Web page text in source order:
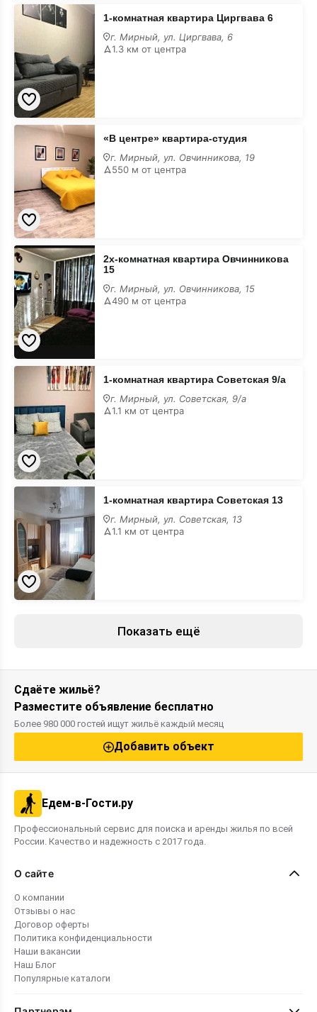
1-
комнатная
6
1-комнатная квартира Циргвава 6
г. Мирный, ул. Циргвава, 6
1.3 км от центра
«В
квартира-
студия
«В центре» квартира-студия
г. Мирный, ул. Овчинникова, 19
550 м от центра
2х-
комнатная
квартира
Овчинникова
15
2х-комнатная квартира Овчинникова
15
г. Мирный, ул. Овчинникова, 15
490 м от центра
1-
комнатная
квартира
Советская
9/
а
1-комнатная квартира Советская 9/а
г. Мирный, ул. Советская, 9/а
1.1 км от центра
1-
комнатная
квартира
Советская
13
1-комнатная квартира Советская 13
г. Мирный, ул. Советская, 13
1.1 км от центра
Показать ещё
Сдаёте жильё?
Разместите объявление бесплатно
Более 980 000 гостей ищут жильё каждый месяц
Добавить объект
Едем-в-Гости.ру
Профессиональный сервис для поиска и аренды жилья по всей
России. Качество и надежность с 2017 года.
О сайте
О компании
Отзывы о нас
Договор оферты
Политика конфиденциальности
Наши вакансии
Наш Блог
Популярные каталоги